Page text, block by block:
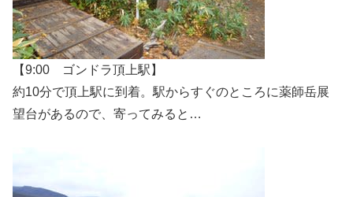
【9:00 ゴンドラ頂上駅】
約10分で頂上駅に到着。駅からすぐのところに薬師岳展
望台があるので、寄ってみると…